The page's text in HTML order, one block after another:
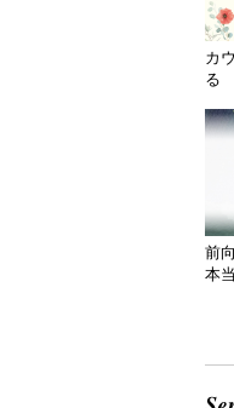
カ
る
前
本